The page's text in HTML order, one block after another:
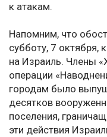
к атакам.
Напомним, что
субботу, 7 октября,
на Израиль. Члены
операции
городам было
десятков
поселения,
эти действия